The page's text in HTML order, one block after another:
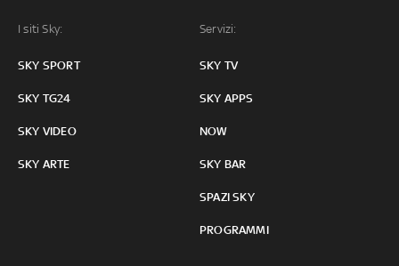
I siti Sky:
SKY SPORT
SKY TG24
SKY VIDEO
SKY ARTE
Servizi:
SKY TV
SKY APPS
NOW
SKY BAR
SPAZI SKY
PROGRAMMI